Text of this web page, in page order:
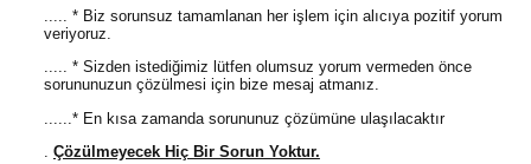
..... * Biz sorunsuz tamamlanan her işlem için alıcıya pozitif yorum
veriyoruz.
..... * Sizden istediğimiz lütfen olumsuz yorum vermeden önce
sorununuzun çözülmesi için bize mesaj atmanız.
......* En kısa zamanda sorununuz çözümüne ulaşılacaktır
Çözülmeyecek Hiç Bir Sorun Yoktur.